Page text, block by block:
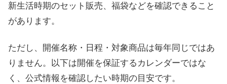
新生活時期のセット販売、福袋などを確認できること
があります。
ただし、開催名称・日程・対象商品は毎年同じではあ
りません。以下は開催を保証するカレンダーではな
く、公式情報を確認したい時期の目安です。